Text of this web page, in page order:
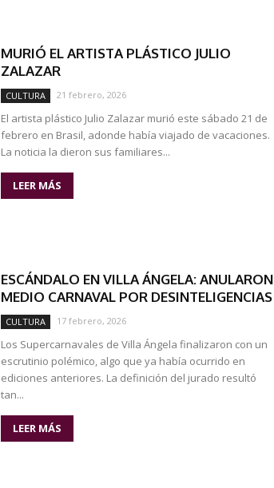
MURIÓ EL ARTISTA PLÁSTICO JULIO
ZALAZAR
CULTURA 21 febrero, 2026
El artista plástico Julio Zalazar murió este sábado 21 de
febrero en Brasil, adonde había viajado de vacaciones.
La noticia la dieron sus familiares...
LEER MÁS
ESCÁNDALO EN VILLA ÁNGELA: ANULARON
MEDIO CARNAVAL POR DESINTELIGENCIAS
CULTURA 17 febrero, 2026
Los Supercarnavales de Villa Ángela finalizaron con un
escrutinio polémico, algo que ya había ocurrido en
ediciones anteriores. La definición del jurado resultó
tan...
LEER MÁS